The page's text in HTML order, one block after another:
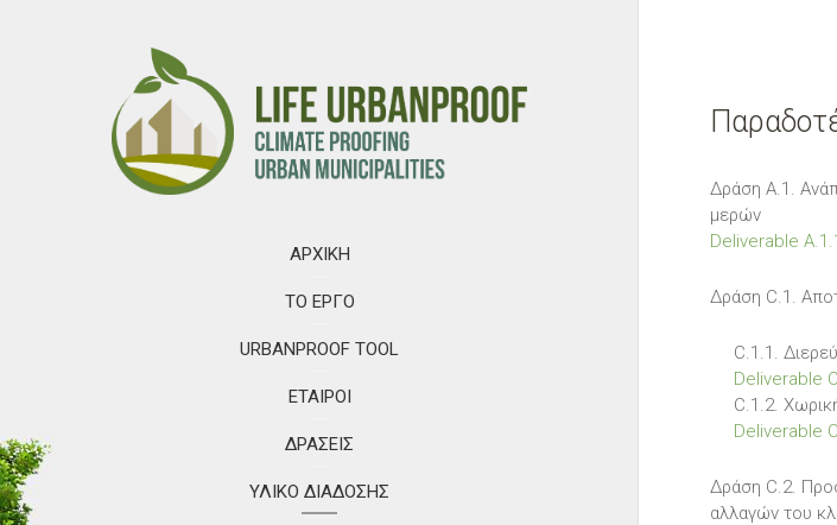
ΑΡΧΙΚΉ
ΤΟ ΈΡΓΟ
URBANPROOF TOOL
ΕΤΑΊΡΟΙ
ΔΡΆΣΕΙΣ
ΥΛΙΚΟ ΔΙΆΔΟΣΗΣ
Δράση A.1.
μερών
Deliverable
Δράση C.1.
C.1.1.
Deliverable
C.1.2.
Deliverable
Δράση C.2.
αλλαγών του